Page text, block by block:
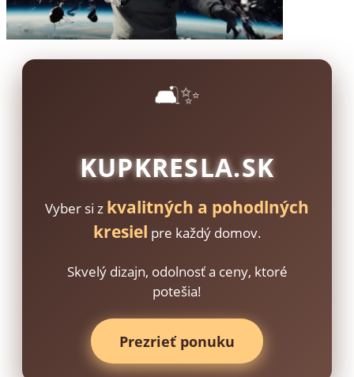
🛋️✨
KUPKRESLA.SK
Vyber si z kvalitných a pohodlných
kresiel pre každý domov.
Skvelý dizajn, odolnosť a ceny, ktoré
potešia!
Prezrieť ponuku